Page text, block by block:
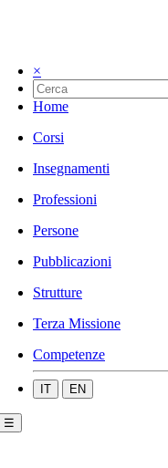
×
Home
Corsi
Insegnamenti
Professioni
Persone
Pubblicazioni
Strutture
Terza Missione
Competenze
IT EN
☰